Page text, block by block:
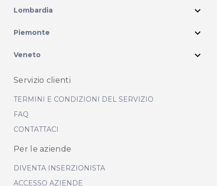
Lombardia expand_more
Piemonte expand_more
Veneto expand_more
Servizio clienti
TERMINI E CONDIZIONI DEL SERVIZIO
FAQ
CONTATTACI
Per le aziende
DIVENTA INSERZIONISTA
ACCESSO AZIENDE